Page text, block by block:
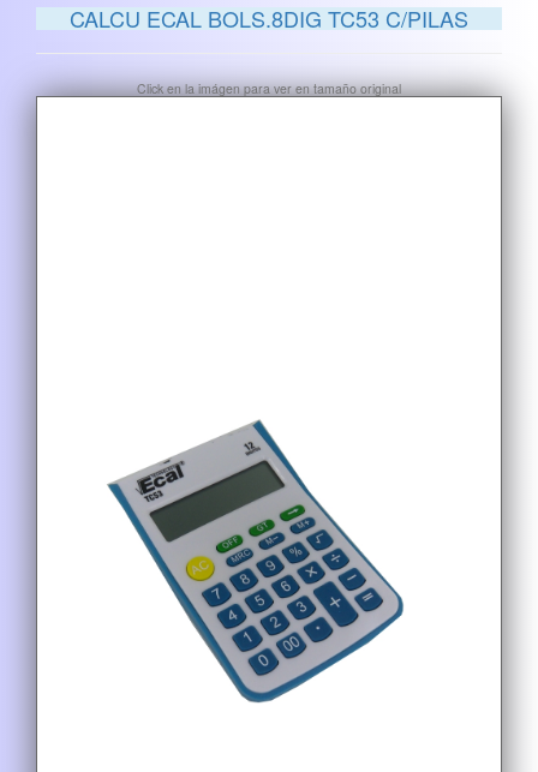
CALCU ECAL BOLS.8DIG TC53 C/PILAS
Click en la imágen para ver en tamaño original